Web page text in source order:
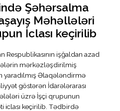
Şəhərsalma
Məhəllələri
İclası keçirilib
Respublikasının işğaldan azad
mərkəzləşdirilmiş
yaradılmış Əlaqələndirmə
göstərən İdarələrarası
üzrə İşçi qrupunun
iclası keçirilib. Tədbirdə